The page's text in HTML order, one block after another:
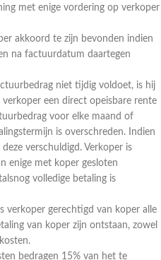
met enige vordering op verkoper
akkoord te zijn bevonden indien
na factuurdatum daartegen
niet tijdig voldoet, is hij
een direct opeisbare rente
voor elke maand of
is overschreden. Indien
verschuldigd. Verkoper is
enige met koper gesloten
volledige betaling is
verkoper gerechtigd van koper alle
van koper zijn ontstaan, zowel
bedragen 15% van het te